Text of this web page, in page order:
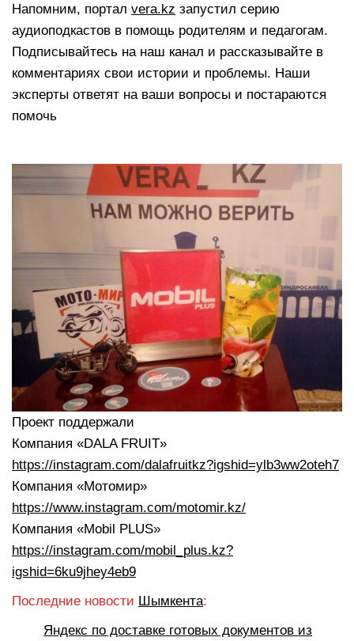
Напомним, портал vera.kz запустил серию
аудиоподкастов в помощь родителям и педагогам.
Подписывайтесь на наш канал и рассказывайте в
комментариях свои истории и проблемы. Наши
эксперты ответят на ваши вопросы и постараются
помочь
Проект поддержали
Компания «DALA FRUIT»
https://instagram.com/dalafruitkz?igshid=ylb3ww2oteh7
Компания «Мотомир»
https://www.instagram.com/motomir.kz/
Компания «Mobil PLUS»
https://instagram.com/mobil_plus.kz?
igshid=6ku9jhey4eb9
Последние новости Шымкента:
Яндекс по доставке готовых документов из